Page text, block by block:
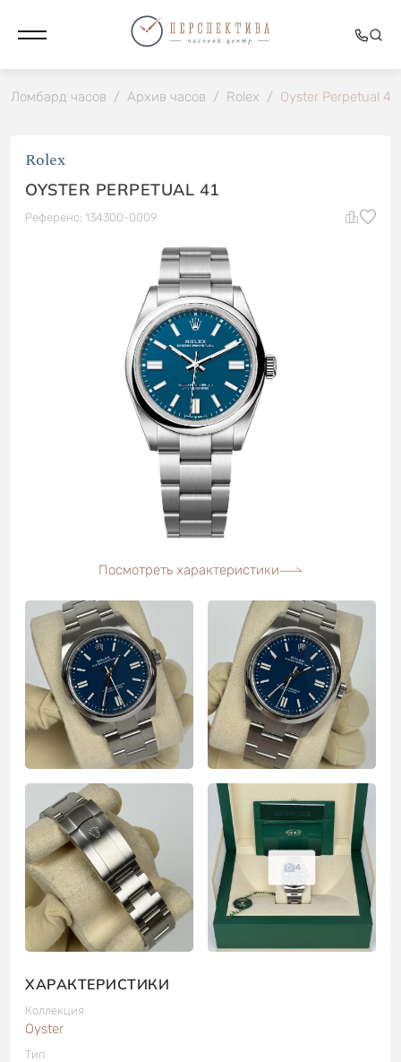
Ломбард часов / Архив часов / Rolex / Oyster Perpetual 41
Rolex
OYSTER PERPETUAL 41
Референс: 134300-0009
Посмотреть характеристики
4
ХАРАКТЕРИСТИКИ
Коллекция
Oyster
Тип